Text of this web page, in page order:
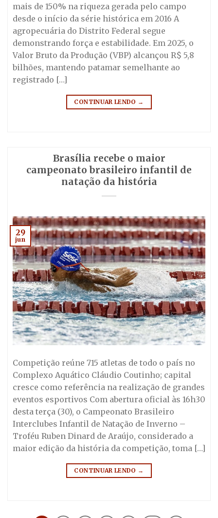
mais de 150% na riqueza gerada pelo campo
desde o início da série histórica em 2016 A
agropecuária do Distrito Federal segue
demonstrando força e estabilidade. Em 2025, o
Valor Bruto da Produção (VBP) alcançou R$ 5,8
bilhões, mantendo patamar semelhante ao
registrado […]
CONTINUAR LENDO →
Brasília recebe o maior
campeonato brasileiro infantil de
natação da história
29
jun
Competição reúne 715 atletas de todo o país no
Complexo Aquático Cláudio Coutinho; capital
cresce como referência na realização de grandes
eventos esportivos Com abertura oficial às 16h30
desta terça (30), o Campeonato Brasileiro
Interclubes Infantil de Natação de Inverno –
Troféu Ruben Dinard de Araújo, considerado a
maior edição da história da competição, toma […]
CONTINUAR LENDO →